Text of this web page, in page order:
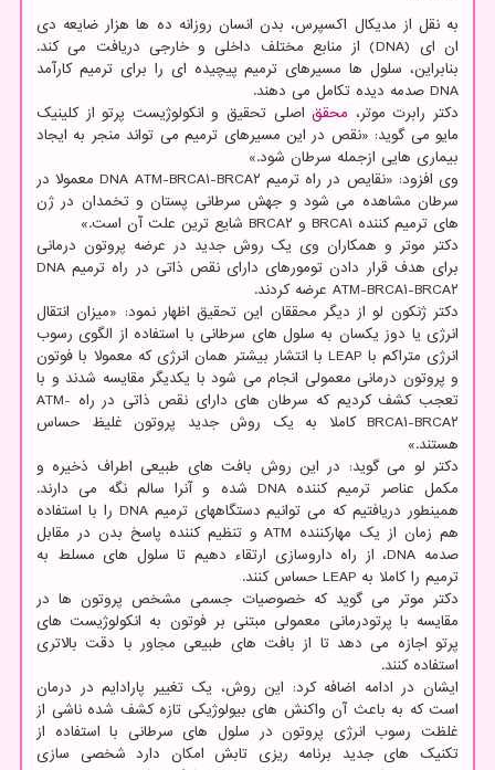
به نقل از مدیکال اکسپرس، بدن انسان روزانه ده ها هزار ضایعه دی
ان ای (DNA) از منابع مختلف داخلی و خارجی دریافت می کند.
بنابراین، سلول ها مسیرهای ترمیم پیچیده ای را برای ترمیم کارآمد
DNA صدمه دیده تکامل می دهند.
دکتر رابرت موتر، محققاصلی تحقیق و انکولوژیست پرتو از کلینیک
مایو می گوید: «نقص در این مسیرهای ترمیم می تواند منجر به ایجاد
بیماری هایی ازجمله سرطان شود.»
وی افزود: «نقایص در راه ترمیم DNA ATM-BRCA۱-BRCA۲ معمولا در
سرطان مشاهده می شود و جهش سرطانی پستان و تخمدان در ژن
های ترمیم کننده BRCA۱ و BRCA۲ شایع ترین علت آن است.»
دکتر موتر و همکاران وی یک روش جدید در عرضه پروتون درمانی
برای هدف قرار دادن تومورهای دارای نقص ذاتی در راه ترمیم DNA
ATM-BRCA۱-BRCA۲ عرضه کردند.
دکتر ژنکون لو از دیگر محققان این تحقیق اظهار نمود: «میزان انتقال
انرژی یا دوز یکسان به سلول های سرطانی با استفاده از الگوی رسوب
انرژی متراکم با LEAP با انتشار بیشتر همان انرژی که معمولا با فوتون
و پروتون درمانی معمولی انجام می شود با یکدیگر مقایسه شدند و با
تعجب کشف کردیم که سرطان های دارای نقص ذاتی در راه ATM-
BRCA۱-BRCA۲ کاملا به یک روش جدید پروتون غلیظ حساس
هستند.»
دکتر لو می گوید: در این روش بافت های طبیعی اطراف ذخیره و
مکمل عناصر ترمیم کننده DNA شده و آنرا سالم نگه می دارند.
همینطور دریافتیم که می توانیم دستگاههای ترمیم DNA را با استفاده
هم زمان از یک مهارکننده ATM و تنظیم کننده پاسخ بدن در مقابل
صدمه DNA، از راه داروسازی ارتقاء دهیم تا سلول های مسلط به
ترمیم را کاملا به LEAP حساس کنند.
دکتر موتر می گوید که خصوصیات جسمی مشخص پروتون ها در
مقایسه با پرتودرمانی معمولی مبتنی بر فوتون به انکولوژیست های
پرتو اجازه می دهد تا از بافت های طبیعی مجاور با دقت بالاتری
استفاده کنند.
ایشان در ادامه اضافه کرد: این روش، یک تغییر پارادایم در درمان
است که به باعث آن واکنش های بیولوژیکی تازه کشف شده ناشی از
غلظت رسوب انرژی پروتون در سلول های سرطانی با استفاده از
تکنیک های جدید برنامه ریزی تابش امکان دارد شخصی سازی